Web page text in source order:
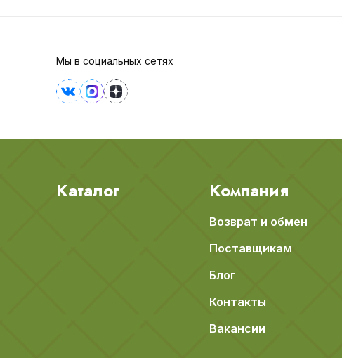
Мы в социальных сетях
Каталог Компания
Возврат и обмен
Поставщикам
Блог
Контакты
Вакансии